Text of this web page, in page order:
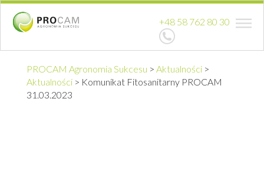
+48 58 762 80 30
PROCAM Agronomia Sukcesu > Aktualności >
Aktualności > Komunikat Fitosanitarny PROCAM
31.03.2023